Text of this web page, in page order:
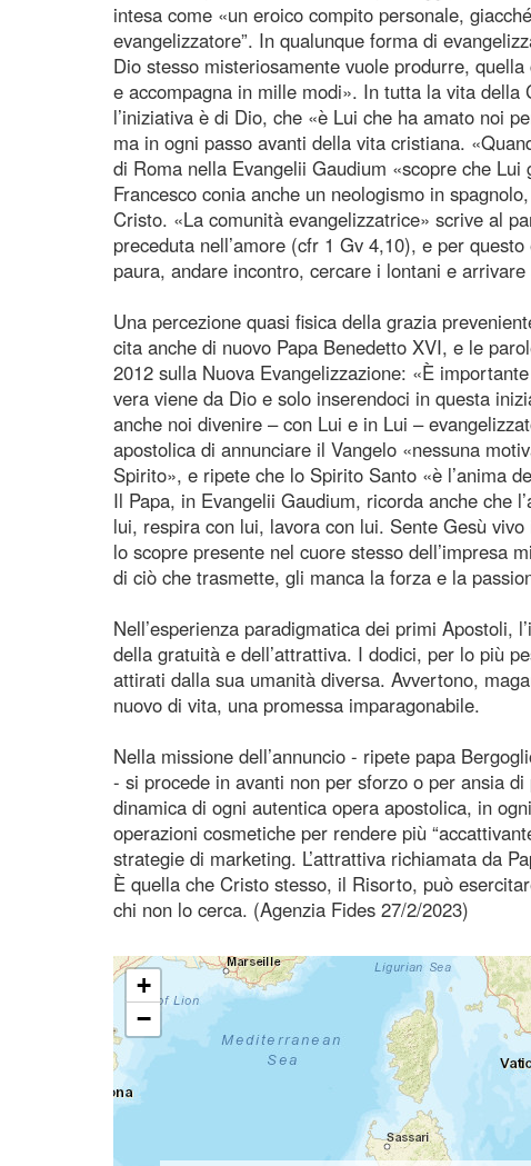
intesa come «un eroico compito personale,
evangelizzatore”. In qualunque forma di
Dio stesso misteriosamente vuole produrre,
e accompagna in mille modi». In tutta la vita
l’iniziativa è di Dio, che «è Lui che ha amato noi
ma in ogni passo avanti della vita cristiana.
di Roma nella Evangelii Gaudium «scopre che
Francesco conia anche un neologismo in
Cristo. «La comunità evangelizzatrice» scrive al
preceduta nell’amore (cfr 1 Gv 4,10), e per
paura, andare incontro, cercare i lontani e
Una percezione quasi fisica della grazia
cita anche di nuovo Papa Benedetto XVI, e le
2012 sulla Nuova Evangelizzazione: «È
vera viene da Dio e solo inserendoci in questa
anche noi divenire – con Lui e in Lui –
apostolica di annunciare il Vangelo «nessuna
Spirito», e ripete che lo Spirito Santo «è l’anima
Il Papa, in Evangelii Gaudium, ricorda anche che
lui, respira con lui, lavora con lui. Sente Gesù
lo scopre presente nel cuore stesso dell’impresa
di ciò che trasmette, gli manca la forza e la
Nell’esperienza paradigmatica dei primi Apostoli,
della gratuità e dell’attrattiva. I dodici, per lo più
attirati dalla sua umanità diversa. Avvertono,
nuovo di vita, una promessa imparagonabile.
Nella missione dell’annuncio - ripete papa
- si procede in avanti non per sforzo o per ansia
dinamica di ogni autentica opera apostolica, in
operazioni cosmetiche per rendere più
strategie di marketing. L’attrattiva richiamata da
È quella che Cristo stesso, il Risorto, può
chi non lo cerca. (Agenzia Fides 27/2/2023)
+
−